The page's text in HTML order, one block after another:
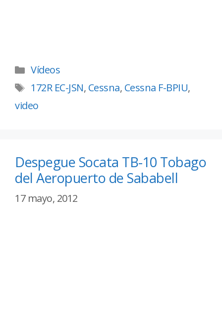
Vídeos
172R EC-JSN, Cessna, Cessna F-BPIU,
video
Despegue Socata TB-10 Tobago
del Aeropuerto de Sababell
17 mayo, 2012